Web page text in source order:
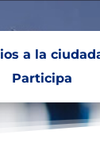
a la
Participa